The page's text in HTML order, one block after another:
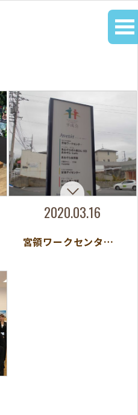
2020.03.16
宮領ワークセンターのホームページ完成♪